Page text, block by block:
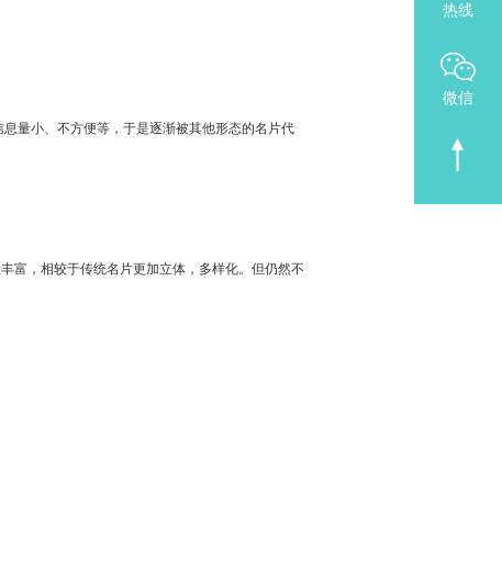
热线
微信
量小、不方便等，于是逐渐被其他形态的名片代
富，相较于传统名片更加立体，多样化。但仍然不